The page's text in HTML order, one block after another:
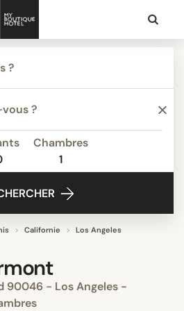
Chambres
1
Californie
Los Angeles
90046 - Los Angeles -